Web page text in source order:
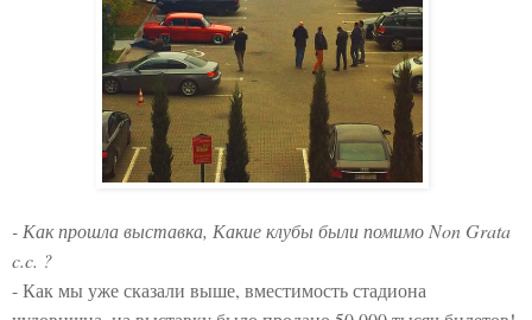
- Как прошла выставка, Какие клубы были помимо Non Grata
c.c. ?
- Как мы уже сказали выше, вместимость стадиона